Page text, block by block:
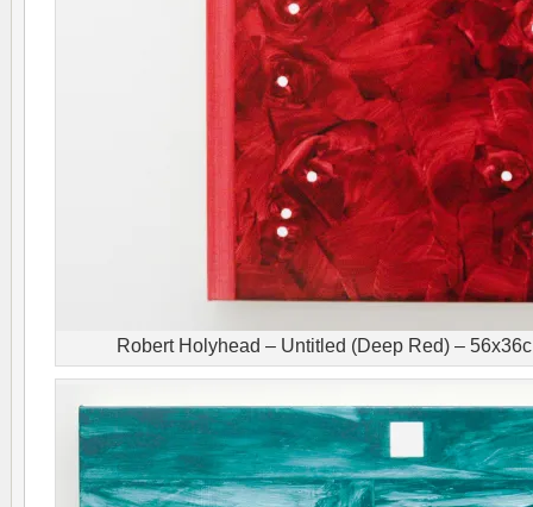
Robert Holyhead – Untitled (Deep Red) –